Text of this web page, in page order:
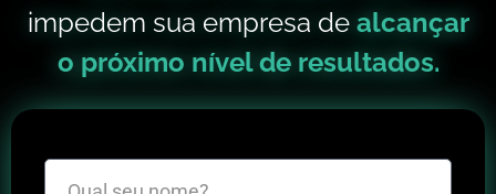
impedem sua empresa de alcançar
o próximo nível de resultados.